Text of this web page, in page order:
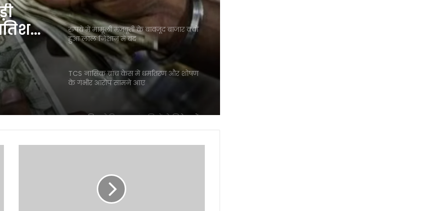
रुपये में मामूली मजबूती के बावजूद बाजार क्यों
हुआ लाल निशान में बंद
TCS नासिक ब्रांच केस में धर्मांतरण और शोषण
के गंभीर आरोप सामने आए
बाजार गिरा लेकिन इन कंपनियों ने निवेशकों
शेयर बाजार में विदेशी निवेशकों की भारी